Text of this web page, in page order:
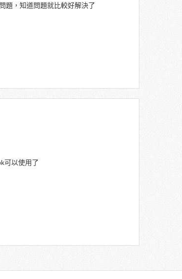
題，知道問題就比較好解決了
可以使用了